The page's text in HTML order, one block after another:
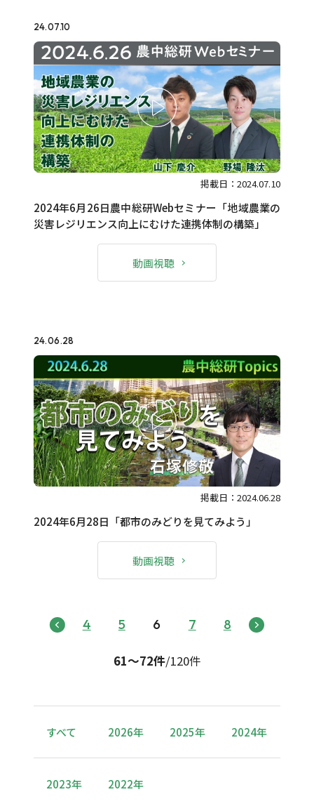
24.07.10
掲載日：2024.07.10
2024年6月26日農中総研Webセミナー「地域農業の
災害レジリエンス向上にむけた連携体制の構築」
動画視聴
24.06.28
掲載日：2024.06.28
2024年6月28日「都市のみどりを見てみよう」
動画視聴
4 5 6 7 8
61〜72件/120件
すべて 2026年 2025年 2024年
2023年 2022年